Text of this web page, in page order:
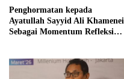
Penghormatan kepada
Ayatullah Sayyid Ali Khamenei
Sebagai Momentum Refleksi
bagi Indonesia